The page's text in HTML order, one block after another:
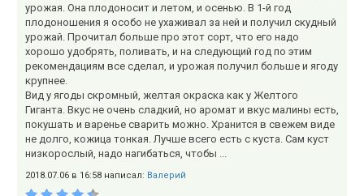
урожая. Она плодоносит и летом, и осенью. В 1-й год
плодоношения я особо не ухаживал за ней и получил скудный
урожай. Прочитал больше про этот сорт, что его надо
хорошо удобрять, поливать, и на следующий год по этим
рекомендациям все сделал, и урожая получил больше и ягоду
крупнее.
Вид у ягоды скромный, желтая окраска как у Желтого
Гиганта. Вкус не очень сладкий, но аромат и вкус малины есть,
покушать и варенье сварить можно. Хранится в свежем виде
не долго, кожица тонкая. Лучше всего есть с куста. Сам куст
низкорослый, надо нагибаться, чтобы ...
2018.07.06 в 16:58 написал: Валерий